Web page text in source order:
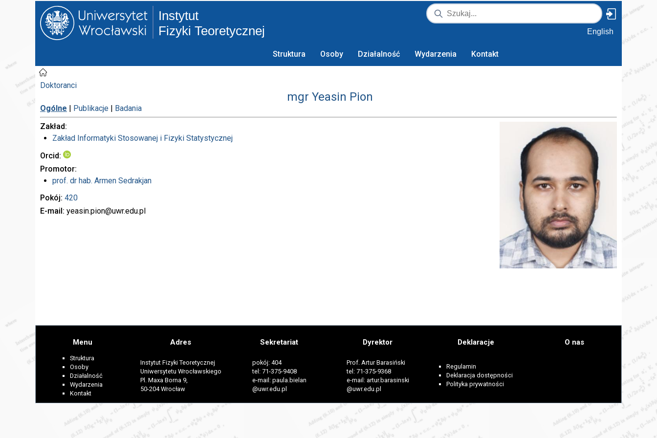
Instytut
Fizyki Teoretycznej
English
Struktura Osoby Działalność Wydarzenia Kontakt
Doktoranci
mgr Yeasin Pion
Ogólne | Publikacje | Badania
Zakład
Zakład Informatyki Stosowanej i Fizyki Statystycznej
Orcid
Promotor
prof. dr hab. Armen Sedrakjan
Pokój 420
E-mail yeasin.pion@uwr.edu.pl
Menu
Struktura
Osoby
Działalność
Wydarzenia
Kontakt
Adres
Instytut Fizyki Teoretycznej
Uniwersytetu Wrocławskiego
Pl. Maxa Borna 9,
50-204 Wrocław
Sekretariat
pokój: 404
tel: 71-375-9408
e-mail: paula.bielan
@uwr.edu.pl
Dyrektor
Prof. Artur Barasiński
tel: 71-375-9368
e-mail: artur.barasinski
@uwr.edu.pl
Deklaracje
Regulamin
Deklaracja dostępności
Polityka prywatności
O nas